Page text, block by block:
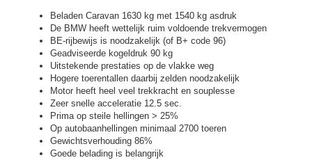
Beladen Caravan 1630 kg met 1540 kg asdruk
De BMW heeft wettelijk ruim voldoende trekvermogen
BE-rijbewijs is noodzakelijk (of B+ code 96)
Geadviseerde kogeldruk 90 kg
Uitstekende prestaties op de vlakke weg
Hogere toerentallen daarbij zelden noodzakelijk
Motor heeft heel veel trekkracht en souplesse
Zeer snelle acceleratie 12.5 sec.
Prima op steile hellingen > 25%
Op autobaanhellingen minimaal 2700 toeren
Gewichtsverhouding 86%
Goede belading is belangrijk